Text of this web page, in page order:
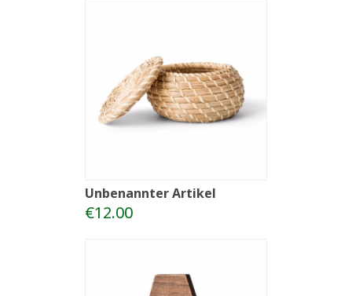
Unbenannter Artikel
€12.00